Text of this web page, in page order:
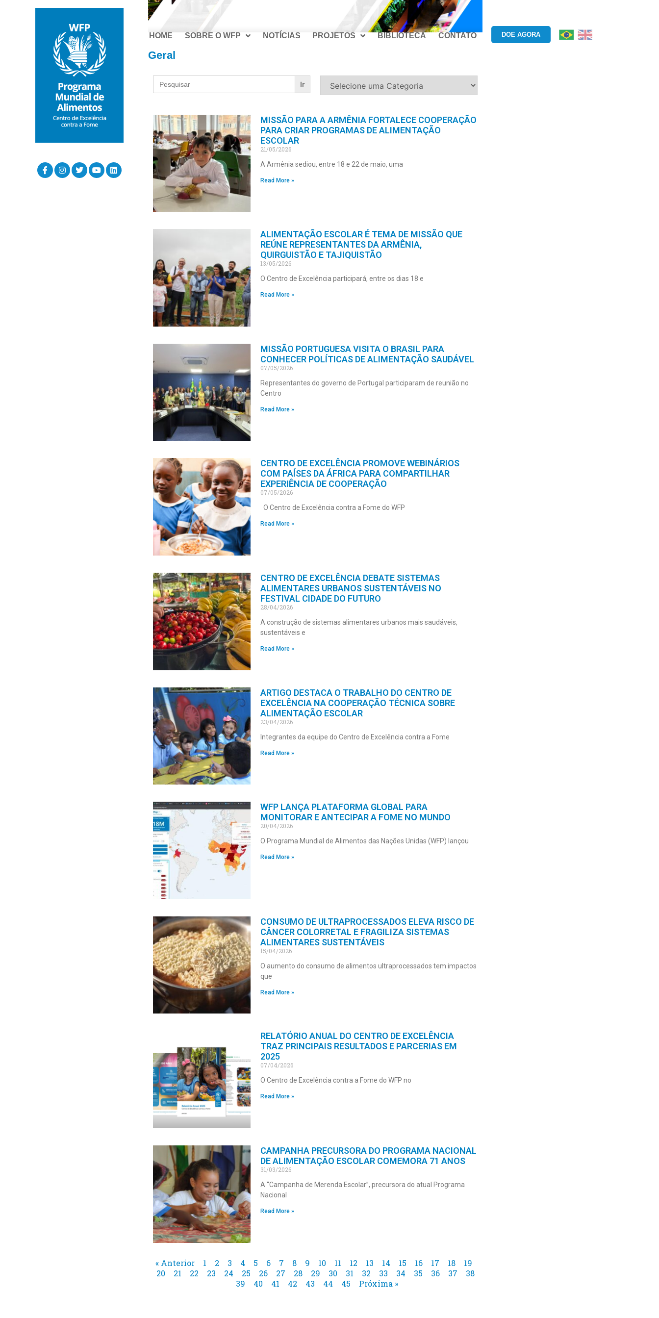
HOME SOBRE O WFP NOTÍCIAS PROJETOS BIBLIOTECA CONTATO DOE AGORA
Geral
Search
for:
MISSÃO PARA A ARMÊNIA FORTALECE COOPERAÇÃO
PARA CRIAR PROGRAMAS DE ALIMENTAÇÃO
ESCOLAR
21/05/2026
A Armênia sediou, entre 18 e 22 de maio, uma
Read More »
ALIMENTAÇÃO ESCOLAR É TEMA DE MISSÃO QUE
REÚNE REPRESENTANTES DA ARMÊNIA,
QUIRGUISTÃO E TAJIQUISTÃO
13/05/2026
O Centro de Excelência participará, entre os dias 18 e
Read More »
MISSÃO PORTUGUESA VISITA O BRASIL PARA
CONHECER POLÍTICAS DE ALIMENTAÇÃO SAUDÁVEL
07/05/2026
Representantes do governo de Portugal participaram de reunião no
Centro
Read More »
CENTRO DE EXCELÊNCIA PROMOVE WEBINÁRIOS
COM PAÍSES DA ÁFRICA PARA COMPARTILHAR
EXPERIÊNCIA DE COOPERAÇÃO
07/05/2026
O Centro de Excelência contra a Fome do WFP
Read More »
CENTRO DE EXCELÊNCIA DEBATE SISTEMAS
ALIMENTARES URBANOS SUSTENTÁVEIS NO
FESTIVAL CIDADE DO FUTURO
28/04/2026
A construção de sistemas alimentares urbanos mais saudáveis,
sustentáveis e
Read More »
ARTIGO DESTACA O TRABALHO DO CENTRO DE
EXCELÊNCIA NA COOPERAÇÃO TÉCNICA SOBRE
ALIMENTAÇÃO ESCOLAR
23/04/2026
Integrantes da equipe do Centro de Excelência contra a Fome
Read More »
WFP LANÇA PLATAFORMA GLOBAL PARA
MONITORAR E ANTECIPAR A FOME NO MUNDO
20/04/2026
O Programa Mundial de Alimentos das Nações Unidas (WFP) lançou
Read More »
CONSUMO DE ULTRAPROCESSADOS ELEVA RISCO DE
CÂNCER COLORRETAL E FRAGILIZA SISTEMAS
ALIMENTARES SUSTENTÁVEIS
15/04/2026
O aumento do consumo de alimentos ultraprocessados tem impactos
que
Read More »
RELATÓRIO ANUAL DO CENTRO DE EXCELÊNCIA
TRAZ PRINCIPAIS RESULTADOS E PARCERIAS EM
2025
07/04/2026
O Centro de Excelência contra a Fome do WFP no
Read More »
CAMPANHA PRECURSORA DO PROGRAMA NACIONAL
DE ALIMENTAÇÃO ESCOLAR COMEMORA 71 ANOS
31/03/2026
A “Campanha de Merenda Escolar”, precursora do atual Programa
Nacional
Read More »
« Anterior 1 2 3 4 5 6 7 8 9 10 11 12 13 14 15 16 17 18
19
20
21 22 23 24 25 26 27 28 29 30 31 32 33 34 35 36 37
38
39
40 41 42 43 44 45 Próxima »